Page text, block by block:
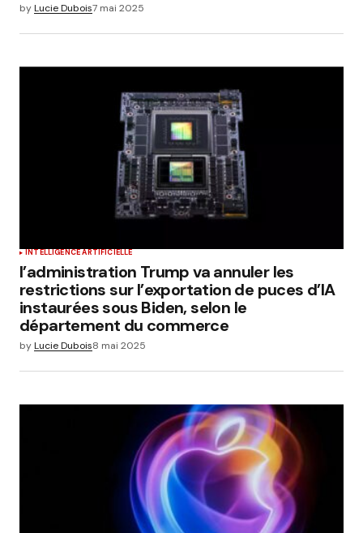
byLucie Dubois7 mai 2025
INTELLIGENCE ARTIFICIELLE
l’administration Trump va annuler les
restrictions sur l’exportation de puces d’IA
instaurées sous Biden, selon le
département du commerce
byLucie Dubois8 mai 2025